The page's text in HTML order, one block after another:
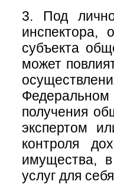
3. Под
инспектора,
субъекта
может
получения
экспертом
контроля
имущества,
услуг для